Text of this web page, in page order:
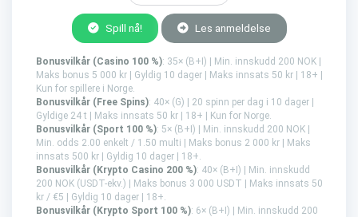
Spill nå! Les anmeldelse
Bonusvilkår (Casino 100 %): 35× (B+I) | Min. innskudd 200 NOK |
Maks bonus 5 000 kr | Gyldig 10 dager | Maks innsats 50 kr | 18+ |
Kun for spillere i Norge.
Bonusvilkår (Free Spins): 40× (G) | 20 spinn per dag i 10 dager |
Gyldige 24 t | Maks innsats 50 kr | 18+ | Kun for Norge.
Bonusvilkår (Sport 100 %): 5× (B+I) | Min. innskudd 200 NOK |
Min. odds 2.00 enkelt / 1.50 multi | Maks bonus 2 000 kr | Maks
innsats 500 kr | Gyldig 10 dager | 18+.
Bonusvilkår (Krypto Casino 200 %): 40× (B+I) | Min. innskudd
200 NOK (USDT-ekv.) | Maks bonus 3 000 USDT | Maks innsats 50
kr / €5 | Gyldig 10 dager | 18+.
Bonusvilkår (Krypto Sport 100 %): 6× (B+I) | Min. innskudd 200